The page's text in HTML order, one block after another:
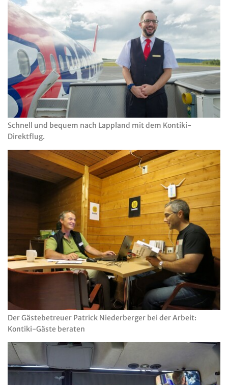
Schnell und bequem nach Lappland mit dem Kontiki-
Direktflug.
Der Gästebetreuer Patrick Niederberger bei der Arbeit:
Kontiki-Gäste beraten